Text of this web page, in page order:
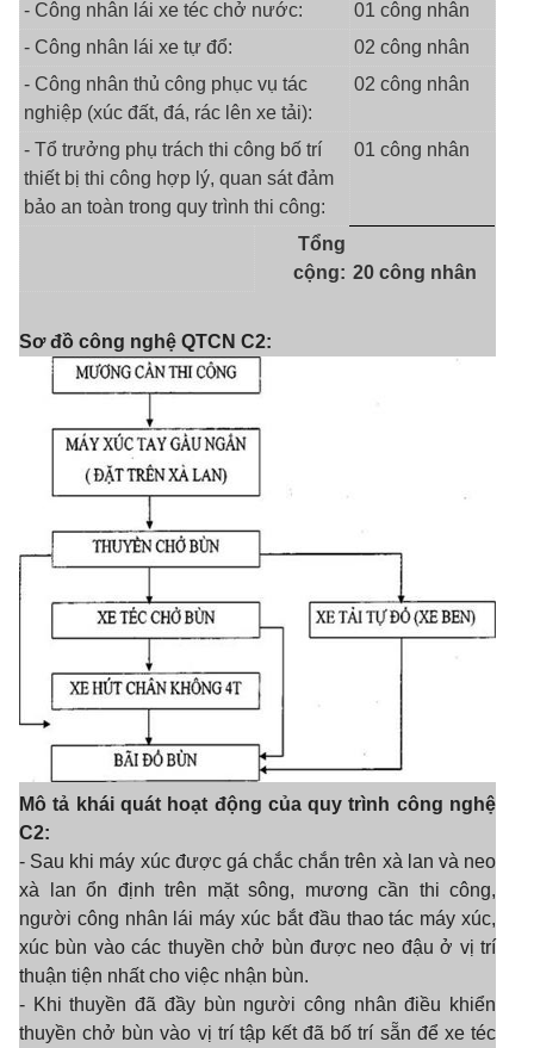
- Công nhân lái xe téc chở nước:
01 công nhân
- Công nhân lái xe tự đổ:
02 công nhân
- Công nhân thủ công phục vụ tác
nghiệp (xúc đất, đá, rác lên xe tải):
02 công nhân
- Tổ trưởng phụ trách thi công bố trí
thiết bị thi công hợp lý, quan sát đảm
bảo an toàn trong quy trình thi công:
01 công nhân
Tổng
cộng: 20 công nhân
Sơ đồ công nghệ QTCN C2:
Mô tả khái quát hoạt động của quy trình công nghệ
C2:
- Sau khi máy xúc được gá chắc chắn trên xà lan và neo
xà lan ổn định trên mặt sông, mương cần thi công,
người công nhân lái máy xúc bắt đầu thao tác máy xúc,
xúc bùn vào các thuyền chở bùn được neo đậu ở vị trí
thuận tiện nhất cho việc nhận bùn.
- Khi thuyền đã đầy bùn người công nhân điều khiển
thuyền chở bùn vào vị trí tập kết đã bố trí sẵn để xe téc